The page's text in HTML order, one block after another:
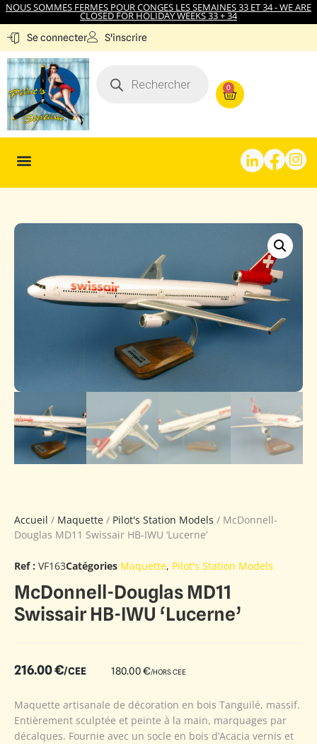
NOUS SOMMES FERMES POUR CONGES LES SEMAINES 33 ET 34 - WE ARE
CLOSED FOR HOLIDAY WEEKS 33 + 34
Se connecter S'inscrire
0
Accueil / Maquette / Pilot's Station Models / McDonnell-
Douglas MD11 Swissair HB-IWU ‘Lucerne’
Ref : VF163Catégories Maquette, Pilot's Station Models
McDonnell-Douglas MD11
Swissair HB-IWU ‘Lucerne’
216.00€/CEE 180.00€/HORS CEE
Maquette artisanale de décoration en bois Tanguilé, massif.
Entièrement sculptée et peinte à la main, marquages par
décalques. Fournie avec un socle en bois d’Acacia vernis et